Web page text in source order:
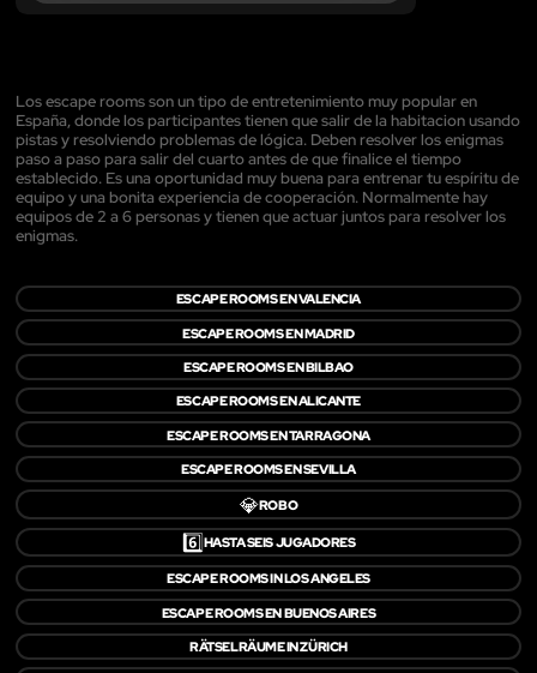
Los escape rooms son un tipo de entretenimiento muy popular en
España, donde los participantes tienen que salir de la habitacion usando
pistas y resolviendo problemas de lógica. Deben resolver los enigmas
paso a paso para salir del cuarto antes de que finalice el tiempo
establecido. Es una oportunidad muy buena para entrenar tu espíritu de
equipo y una bonita experiencia de cooperación. Normalmente hay
equipos de 2 a 6 personas y tienen que actuar juntos para resolver los
enigmas.
ESCAPE ROOMS EN VALENCIA
ESCAPE ROOMS EN MADRID
ESCAPE ROOMS EN BILBAO
ESCAPE ROOMS EN ALICANTE
ESCAPE ROOMS EN TARRAGONA
ESCAPE ROOMS EN SEVILLA
💎ROBO
6️⃣HASTA SEIS JUGADORES
ESCAPE ROOMS IN LOS ANGELES
ESCAPE ROOMS EN BUENOS AIRES
RÄTSELRÄUME IN ZÜRICH